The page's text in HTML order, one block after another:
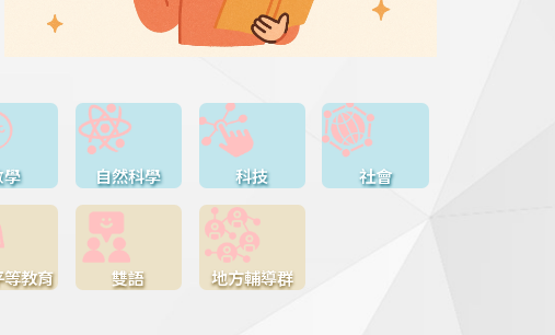
學 自然科學 科技 社會
教育 雙語 地方輔導群